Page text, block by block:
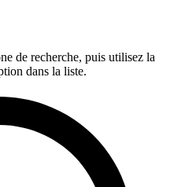
de recherche, puis utilisez la
dans la liste.